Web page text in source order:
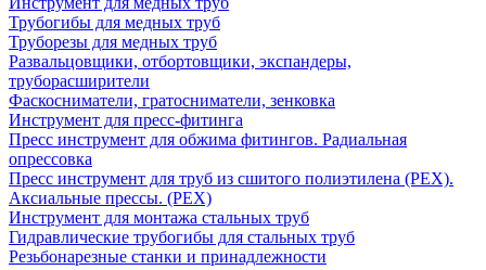
Трубогибы для медных труб
Труборезы для медных труб
Развальцовщики, отбортовщики, экспандеры,
труборасширители
Фаскосниматели, гратосниматели, зенковка
Инструмент для пресс-фитинга
Пресс инструмент для обжима фитингов. Радиальная
опрессовка
Пресс инструмент для труб из сшитого полиэтилена (PEX).
Аксиальные прессы. (PEX)
Инструмент для монтажа стальных труб
Гидравлические трубогибы для стальных труб
Резьбонарезные станки и принадлежности